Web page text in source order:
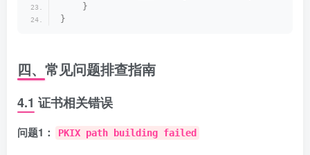
}
}
四、常见问题排查指南
4.1 证书相关错误
问题1： PKIX path building failed